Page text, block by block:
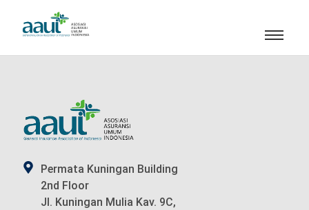
Permata Kuningan Building
2nd Floor
Jl. Kuningan Mulia Kav. 9C,